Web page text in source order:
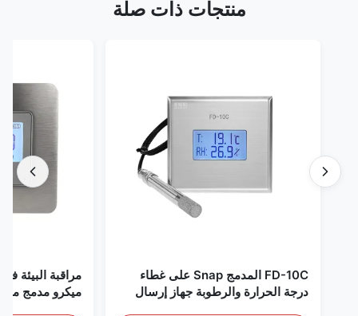
منتجات ذات صلة
FD-10C المدمج Snap على غطاء
درجة الحرارة والرطوبة جهاز إرسال
مراقبة البيئة في
ميكرو مدمج من